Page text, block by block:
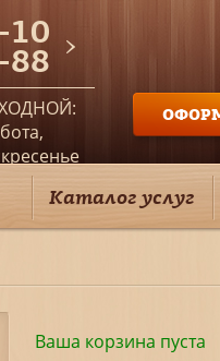
10
88
Каталог услуг
Ваша корзина пуста